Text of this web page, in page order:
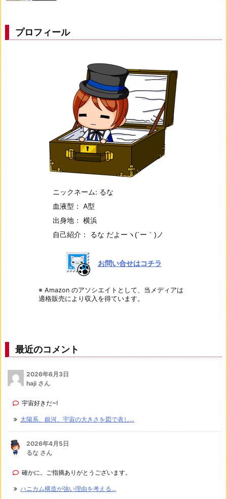
プロフィール
ニックネーム: るな
血液型： A型
出身地： 横浜
自己紹介： るな だよー ヽ(´ー｀)ノ
お問い合せはコチラ
※ Amazon のアソシエイトとして、当メディアは
適格販売により収入を得ています。
最近のコメント
2026年6月3日
haji さん
宇宙好きだ~!
太陽系、銀河、宇宙の大きさを図で表し...
2026年4月5日
るな さん
確かに。ご指摘ありがとうございます。
ハニカム構造が強い理由を考える...